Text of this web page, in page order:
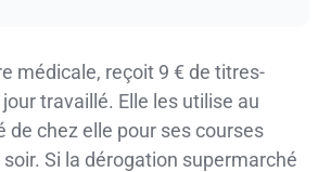
médicale, reçoit 9 € de titres-
travaillé. Elle les utilise au
de chez elle pour ses courses
Si la dérogation supermarché